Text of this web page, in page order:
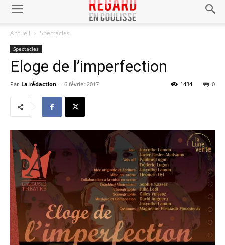
Accueil Spectacles
Spectacles
Eloge de l’imperfection
Par La rédaction - 6 février 2017 0
1434